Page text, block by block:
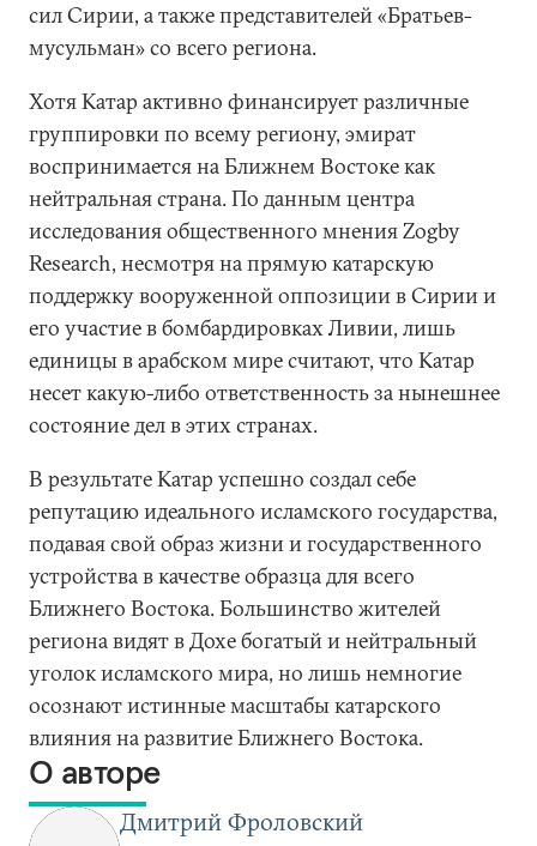
сил Сирии, а также представителей «Братьев-
мусульман» со всего региона.
Хотя Катар активно финансирует различные
группировки по всему региону, эмират
воспринимается на Ближнем Востоке как
нейтральная страна. По данным центра
исследования общественного мнения Zogby
Research, несмотря на прямую катарскую
поддержку вооруженной оппозиции в Сирии и
его участие в бомбардировках Ливии, лишь
единицы в арабском мире считают, что Катар
несет какую-либо ответственность за нынешнее
состояние дел в этих странах.
В результате Катар успешно создал себе
репутацию идеального исламского государства,
подавая свой образ жизни и государственного
устройства в качестве образца для всего
Ближнего Востока. Большинство жителей
региона видят в Дохе богатый и нейтральный
уголок исламского мира, но лишь немногие
осознают истинные масштабы катарского
влияния на развитие Ближнего Востока.
О авторе
Дмитрий Фроловский